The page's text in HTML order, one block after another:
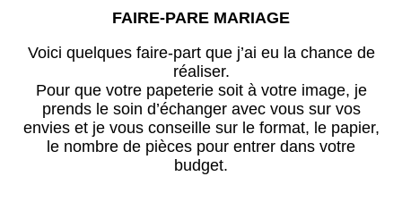
FAIRE-PARE MARIAGE
Voici quelques faire-part que j’ai eu la chance de
réaliser.
Pour que votre papeterie soit à votre image, je
prends le soin d’échanger avec vous sur vos
envies et je vous conseille sur le format, le papier,
le nombre de pièces pour entrer dans votre
budget.